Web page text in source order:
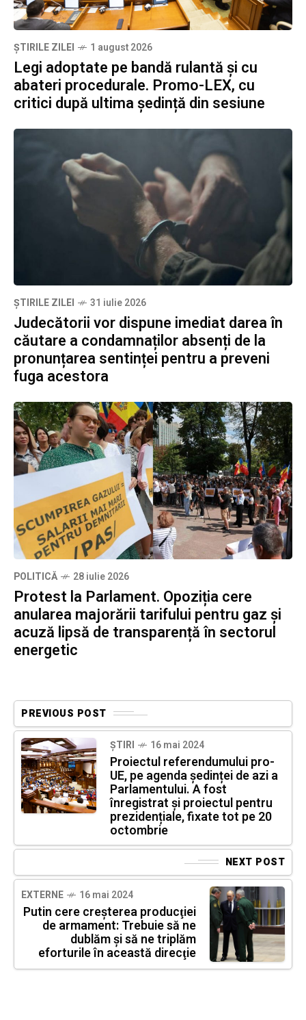
ȘTIRILE ZILEI 1 august 2026
Legi adoptate pe bandă rulantă și cu
abateri procedurale. Promo-LEX, cu
critici după ultima ședință din sesiune
ȘTIRILE ZILEI 31 iulie 2026
Judecătorii vor dispune imediat darea în
căutare a condamnaților absenți de la
pronunțarea sentinței pentru a preveni
fuga acestora
POLITICĂ 28 iulie 2026
Protest la Parlament. Opoziția cere
anularea majorării tarifului pentru gaz și
acuză lipsă de transparență în sectorul
energetic
PREVIOUS POST
ȘTIRI 16 mai 2024
Proiectul referendumului pro-
UE, pe agenda ședinței de azi a
Parlamentului. A fost
înregistrat și proiectul pentru
prezidențiale, fixate tot pe 20
octombrie
NEXT POST
EXTERNE 16 mai 2024
Putin cere creşterea producţiei
de armament: Trebuie să ne
dublăm şi să ne triplăm
eforturile în această direcţie